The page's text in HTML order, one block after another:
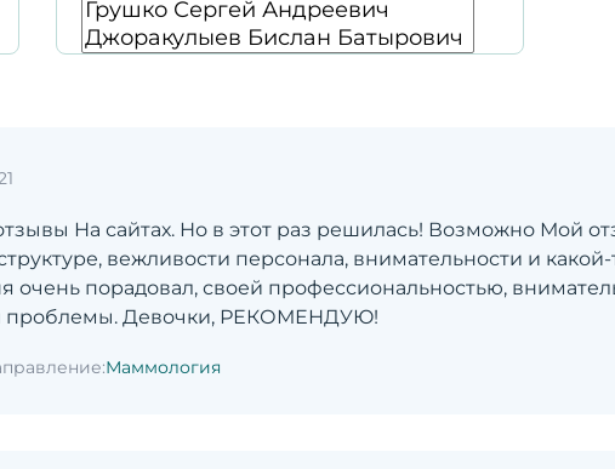
На сайтах. Но в этот раз решилась! Возможно Мой
вежливости персонала, внимательности и
очень порадовал, своей профессиональностью,
проблемы. Девочки, РЕКОМЕНДУЮ!
Маммология